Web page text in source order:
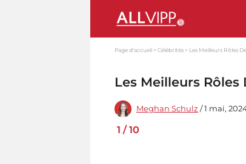
Page d'accueil Célébrités Les Meilleurs Rôles
Les Meilleurs
Meghan Schulz / 1 mai,
1 /10